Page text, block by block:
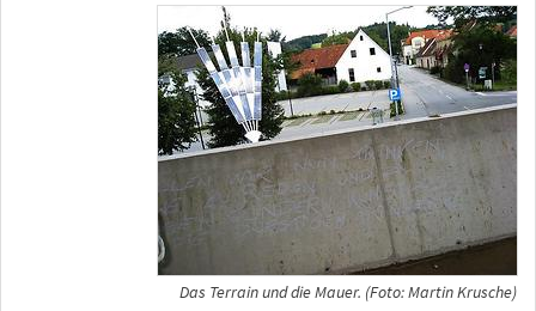
Das Terrain und die Mauer. (Foto: Martin Krusche)